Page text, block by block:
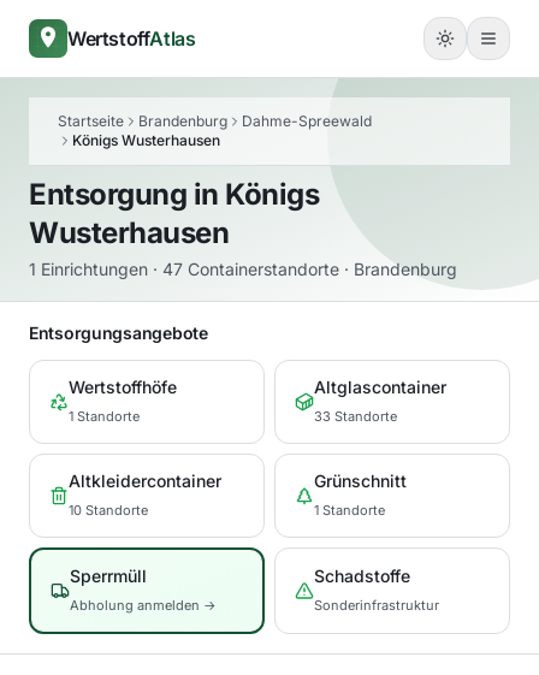
WertstoffAtlas
Startseite Brandenburg
Dahme-Spreewald
Königs Wusterhausen
Entsorgung in Königs
Wusterhausen
1 Einrichtungen · 47 Containerstandorte · Brandenburg
Entsorgungsangebote
Wertstoffhöfe
1 Standorte
Altglascontainer
33 Standorte
Altkleidercontainer
10 Standorte
Grünschnitt
1 Standorte
Sperrmüll
Abholung anmelden →
Schadstoffe
Sonderinfrastruktur